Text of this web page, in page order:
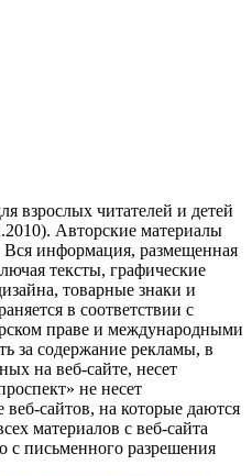
взрослых читателей и детей
Авторские материалы
информация, размещенная
тексты, графические
товарные знаки и
в соответствии с
праве и международными
за содержание рекламы, в
на веб-сайте, несет
не несет
веб-сайтов, на которые даются
материалов с веб-сайта
с письменного разрешения